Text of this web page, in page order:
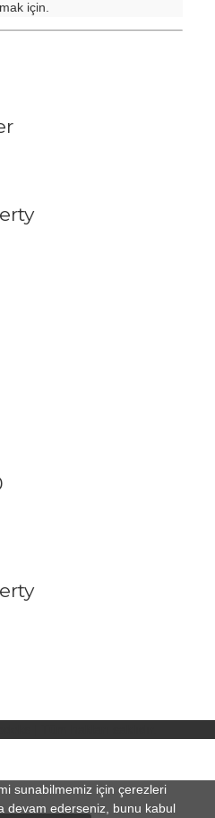
için.
sunabilmemiz için çerezleri
devam ederseniz, bunu kabul